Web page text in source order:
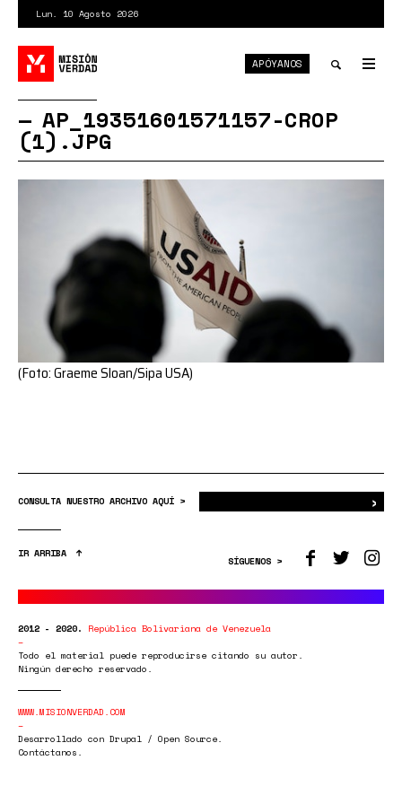
contenido
principal
Lun. 10 Agosto 2026
APÓYANOS
AP_19351601571157-CROP
(1).JPG
(Foto: Graeme Sloan/Sipa USA)
CONSULTA NUESTRO ARCHIVO AQUÍ > ›
IR ARRIBA
SÍGUENOS >
2012 - 2020. República Bolivariana de Venezuela
Todo el material puede reproducirse citando su autor.
Ningún derecho reservado.
WWW.MISIONVERDAD.COM
Desarrollado con Drupal / Open Source.
Contáctanos.